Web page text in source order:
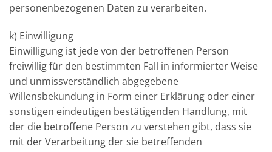
personenbezogenen Daten zu verarbeiten.
k) Einwilligung
Einwilligung ist jede von der betroffenen Person
freiwillig für den bestimmten Fall in informierter Weise
und unmissverständlich abgegebene
Willensbekundung in Form einer Erklärung oder einer
sonstigen eindeutigen bestätigenden Handlung, mit
der die betroffene Person zu verstehen gibt, dass sie
mit der Verarbeitung der sie betreffenden